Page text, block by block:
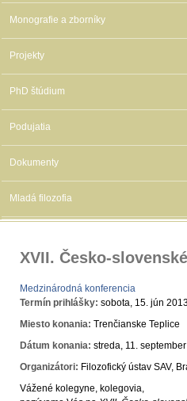
Monografie a zborníky
Projekty
PhD štúdium
Podujatia
Dokumenty
Mladá filozofia
XVII. Česko-
Medzinárodná konferencia
Termín prihlášky: sobota, 15. jún
Miesto konania: Trenčianske Teplice
Dátum konania: streda, 11.
Organizátori: Filozofický ústav SAV,
Vážené kolegyne, kolegovia,